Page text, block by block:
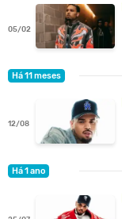
05/02
Há 11 meses
12/08
Há 1 ano